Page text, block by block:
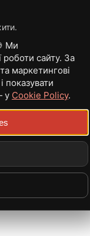
Ми
сайту. За
маркетингові
у Cookie Policy.